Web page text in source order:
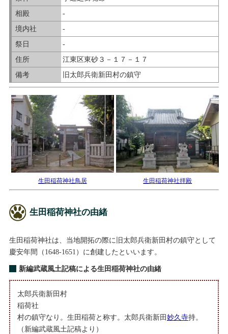
相殿
-
境内社
-
祭日
-
住所
江東区東砂３－１７－１７
備考
旧太郎兵衛新田村の鎮守
生田稲荷神社鳥居 生田稲荷神社拝殿
生田稲荷神社の由緒
生田稲荷神社は、当地開拓の際に旧太郎兵衛新田村の鎮守として
慶安年間（1648-1651）に創建したといいます。
新編武蔵風土記稿による生田稲荷神社の由緒
太郎兵衛新田村
稲荷社
村の鎮守なり。生田稲荷と称す。太郎兵衛新田妙久寺持。
（新編武蔵風土記稿より）